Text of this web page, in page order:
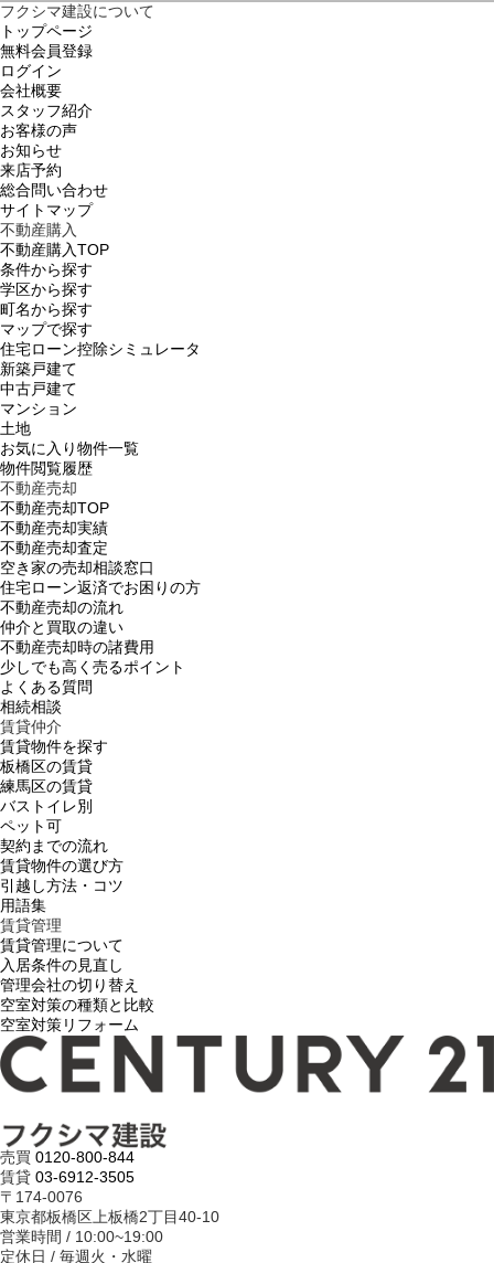
フクシマ建設について
トップページ
無料会員登録
ログイン
会社概要
スタッフ紹介
お客様の声
お知らせ
来店予約
総合問い合わせ
サイトマップ
不動産購入
不動産購入TOP
条件から探す
学区から探す
町名から探す
マップで探す
住宅ローン控除シミュレータ
新築戸建て
中古戸建て
マンション
土地
お気に入り物件一覧
物件閲覧履歴
不動産売却
不動産売却TOP
不動産売却実績
不動産売却査定
空き家の売却相談窓口
住宅ローン返済でお困りの方
不動産売却の流れ
仲介と買取の違い
不動産売却時の諸費用
少しでも高く売るポイント
よくある質問
相続相談
賃貸仲介
賃貸物件を探す
板橋区の賃貸
練馬区の賃貸
バストイレ別
ペット可
契約までの流れ
賃貸物件の選び方
引越し方法・コツ
用語集
賃貸管理
賃貸管理について
入居条件の見直し
管理会社の切り替え
空室対策の種類と比較
空室対策リフォーム
売買 0120-800-844
賃貸 03-6912-3505
〒174-0076
東京都板橋区上板橋2丁目40-10
営業時間 / 10:00~19:00
定休日 / 毎週火・水曜